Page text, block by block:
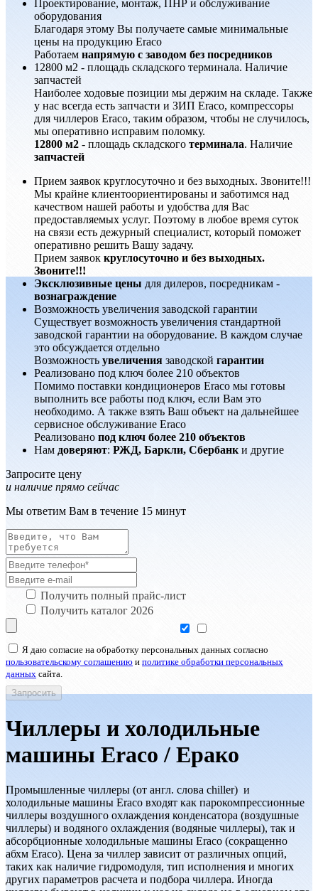
Проектирование, монтаж, ПНР и обслуживание
оборудования
Благодаря этому Вы получаете самые минимальные
цены на продукцию Eraco
Работаем напрямую с заводом без посредников
12800 м2 - площадь складского терминала. Наличие
запчастей
Наиболее ходовые позиции мы держим на складе. Также
у нас всегда есть запчасти и ЗИП Eraco, компрессоры
для чиллеров Eraco, таким образом, чтобы не случилось,
мы оперативно исправим поломку.
12800 м2 - площадь складского терминала. Наличие
запчастей
Прием заявок круглосуточно и без выходных. Звоните!!!
Мы крайне клиентоориентированы и заботимся над
качеством нашей работы и удобства для Вас
предоставляемых услуг. Поэтому в любое время суток
на связи есть дежурный специалист, который поможет
оперативно решить Вашу задачу.
Прием заявок круглосуточно и без выходных.
Звоните!!!
Эксклюзивные цены для дилеров, посредникам -
вознаграждение
Возможность увеличения заводской гарантии
Существует возможность увеличения стандартной
заводской гарантии на оборудование. В каждом случае
это обсуждается отдельно
Возможность увеличения заводской гарантии
Реализовано под ключ более 210 объектов
Помимо поставки кондиционеров Eraco мы готовы
выполнить все работы под ключ, если Вам это
необходимо. А также взять Ваш объект на дальнейшее
сервисное обслуживание Eraco
Реализовано под ключ более 210 объектов
Нам доверяют: РЖД, Баркли, Сбербанк и другие
Запросите цену
и наличие прямо сейчас
Мы ответим Вам в течение 15 минут
Получить полный прайс-лист
Получить каталог 2026
Я даю согласие на обработку персональных данных согласно
пользовательскому соглашению и политике обработки персональных
данных сайта.
Чиллеры и холодильные
машины Eraco / Ерако
Промышленные чиллеры (от англ. слова chiller) и
холодильные машины Eraco входят как парокомпрессионные
чиллеры воздушного охлаждения конденсатора (воздушные
чиллеры) и водяного охлаждения (водяные чиллеры), так и
абсорбционные холодильные машины Eraco (сокращенно
абхм Eraco). Цена за чиллер зависит от различных опций,
таких как наличие гидромодуля, тип исполнения и многих
других параметров расчета и подбора чиллера. Иногда